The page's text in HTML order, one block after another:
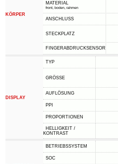
KÖRPER
MATERIAL
front, boden, rahmen
ANSCHLUSS
STECKPLATZ
FINGERABDRUCKSENSOR
DISPLAY
TYP
GRÖSSE
AUFLÖSUNG
PPI
PROPORTIONEN
HELLIGKEIT /
KONTRAST
BETRIEBSSYSTEM
SOC